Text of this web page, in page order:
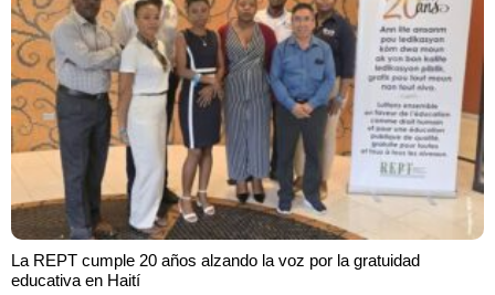
La REPT cumple 20 años alzando la voz por la gratuidad
educativa en Haití